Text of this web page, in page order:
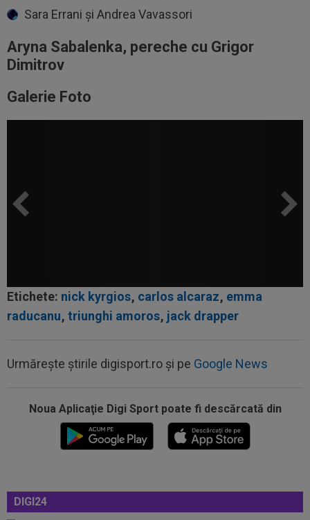
Sara Errani şi Andrea Vavassori
Aryna Sabalenka, pereche cu Grigor
Dimitrov
Galerie Foto
Etichete: nick kyrgios, carlos alcaraz, emma
raducanu, triunghi amoros, jack drapper
Urmărește știrile digisport.ro și pe Google News
Noua Aplicaţie Digi Sport poate fi descărcată din
DIGI24
13:22
”Pachet de 6 cifre” + 50.000 de euro pentru
13:01
Giovanni Becali a rămas ”interzis” când a aflat
ce i-a spus MM Stoica lui Gigi...
Sepsi - FCSB | LIVE VIDEO, luni, 21:30, DGS 1.
12:43
Ce a spus Federico Valverde despre Jose
Mourinho, după meciul din Ungaria